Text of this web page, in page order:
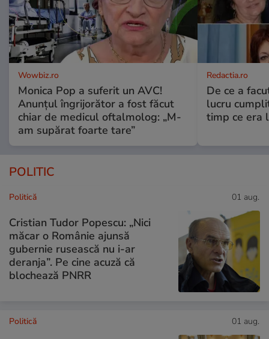
Wowbiz.ro
Monica Pop a suferit un AVC!
Anunțul îngrijorător a fost făcut
chiar de medicul oftalmolog: „M-
am supărat foarte tare”
Redactia.ro
De ce a
lucru
timp ce era
POLITIC
Politică 01 aug.
Cristian Tudor Popescu: „Nici
măcar o Românie ajunsă
gubernie rusească nu i-ar
deranja”. Pe cine acuză că
blochează PNRR
Politică 01 aug.